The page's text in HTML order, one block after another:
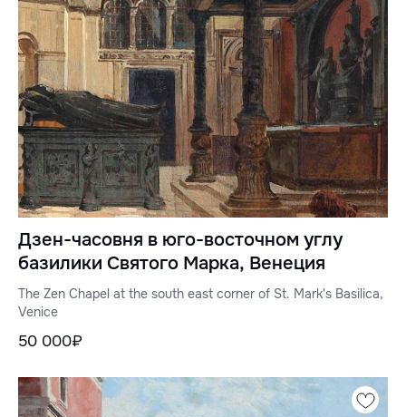
Дзен-часовня в юго-восточном углу
базилики Святого Марка, Венеция
The Zen Chapel at the south east corner of St. Mark's Basilica,
Venice
50 000₽